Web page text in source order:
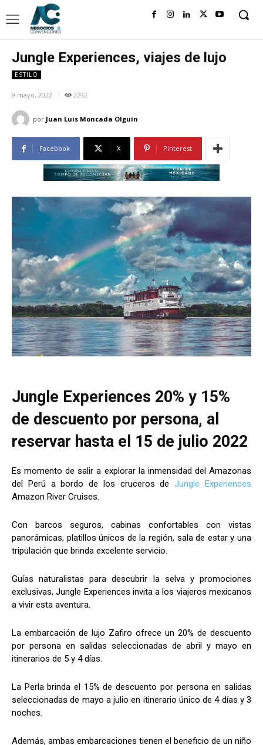
Jungle Experiences, viajes de lujo
ESTILO
9 mayo, 2022 2292
por Juan Luis Moncada Olguín
Facebook X Pinterest
Jungle Experiences 20% y 15%
de descuento por persona, al
reservar hasta el 15 de julio 2022
Es momento de salir a explorar la inmensidad del Amazonas
del Perú a bordo de los cruceros deJungle Experiences
Amazon River Cruises.
Con barcos seguros, cabinas confortables con vistas
panorámicas, platillos únicos de la región, sala de estar y una
tripulación que brinda excelente servicio.
Guías naturalistas para descubrir la selva y promociones
exclusivas, Jungle Experiences invita a los viajeros mexicanos
a vivir esta aventura.
La embarcación de lujo Zafiro ofrece un 20% de descuento
por persona en salidas seleccionadas de abril y mayo en
itinerarios de 5 y 4 días.
La Perla brinda el 15% de descuento por persona en salidas
seleccionadas de mayo a julio en itinerario único de 4 días y 3
noches.
Además, ambas embarcaciones tienen el beneficio de un niño